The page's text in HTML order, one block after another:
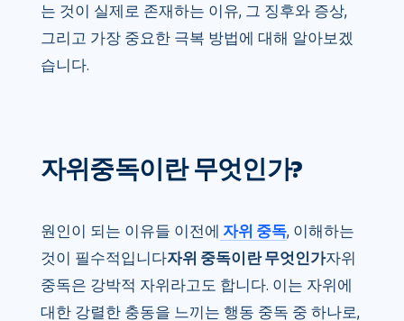
는 것이 실제로 존재하는 이유, 그 징후와 증상,
그리고 가장 중요한 극복 방법에 대해 알아보겠
습니다.
자위중독이란 무엇인가?
원인이 되는 이유들 이전에 자위 중독, 이해하는
것이 필수적입니다자위 중독이란 무엇인가자위
중독은 강박적 자위라고도 합니다. 이는 자위에
대한 강렬한 충동을 느끼는 행동 중독 중 하나로,